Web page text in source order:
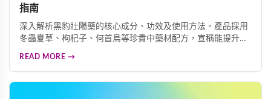
指南
深入解析黑豹壯陽藥的核心成分、功效及使用方法。產品採用
冬蟲夏草、枸杞子、何首烏等珍貴中藥材配方，宣稱能提升男
READ MORE →